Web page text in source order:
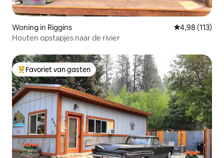
Woning in Riggins Gemiddelde
4,98 (113)
Houten opstapjes naar de rivier
Topfavoriet van gasten
Favoriet van gasten